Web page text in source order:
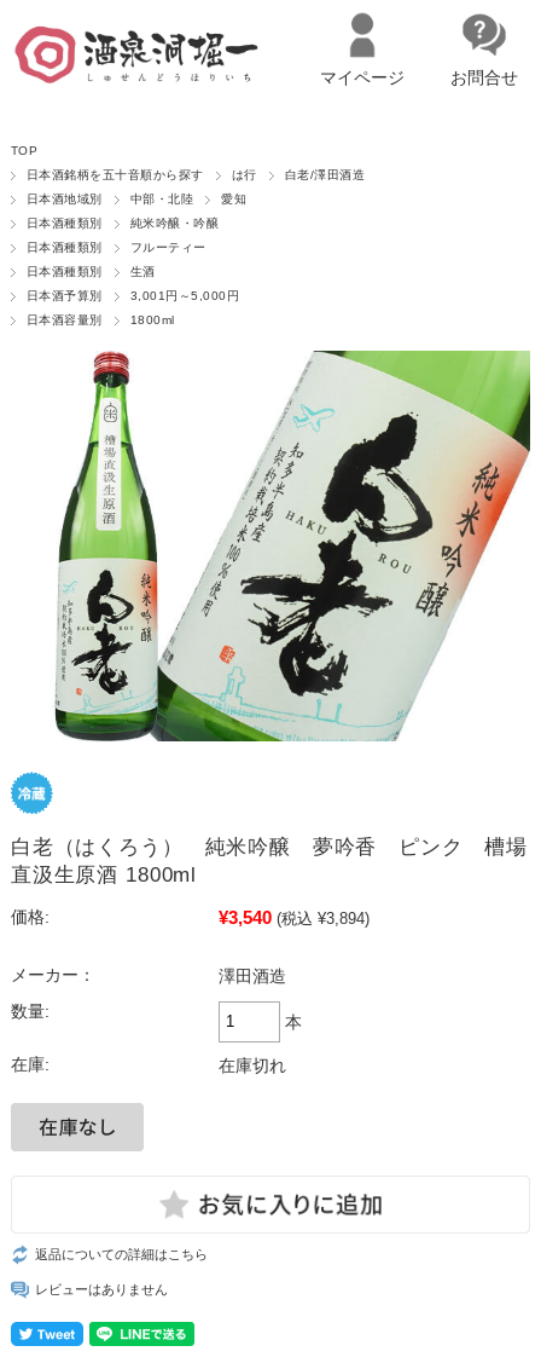
マイページへログイン
マイページ お問合せ
TOP
日本酒銘柄を五十音順から探す
は行
白老/澤田酒造
日本酒地域別
中部・北陸
愛知
日本酒種類別
純米吟醸・吟醸
日本酒種類別
フルーティー
日本酒種類別
生酒
日本酒予算別
3,001円～5,000円
日本酒容量別
1800ml
白老（はくろう） 純米吟醸 夢吟香 ピンク 槽場
直汲生原酒 1800ml
価格: ¥3,540 (税込 ¥3,894)
メーカー：
澤田酒造
数量:
本
在庫: 在庫切れ
返品についての詳細はこちら
レビューはありません